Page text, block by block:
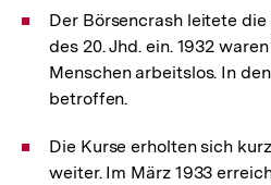
Der Börsencrash leitete
des 20. Jhd. ein. 1932
Menschen arbeitslos. In
betroffen.
Die Kurse erholten sich
weiter. Im März 1933